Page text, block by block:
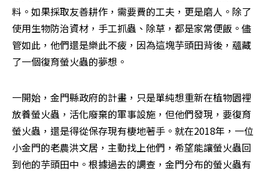
料。如果採取友善耕作，需要費的工夫，更是磨人。除了
使用生物防治資材，手工抓蟲、除草，都是家常便飯。儘
管如此，他們還是樂此不疲，因為這塊芋頭田背後，蘊藏
了一個復育螢火蟲的夢想。
一開始，金門縣政府的計畫，只是單純想重新在植物園裡
放養螢火蟲，活化廢棄的軍事設施，但他們發現，要復育
螢火蟲，還是得從保存現有棲地著手。就在2018年，一位
小金門的老農洪文居，主動找上他們，希望能讓螢火蟲回
到他的芋頭田中。根據過去的調查，金門分布的螢火蟲有